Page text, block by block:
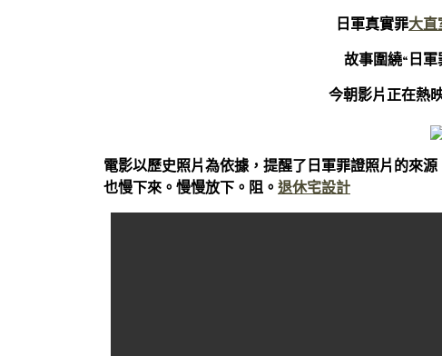
日軍真實罪大直
故事圍繞“日軍
今朝影片正在熱
電影以歷史照片為依據，提醒了日軍罪證照片的來
也慢下來。慢慢放下。阻。 退休宅設計